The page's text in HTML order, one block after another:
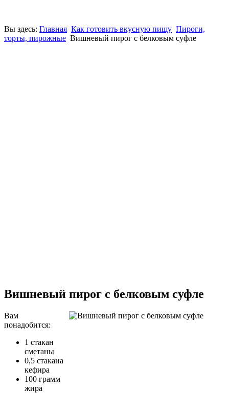
Вы здесь: Главная Как готовить вкусную пищу Пироги,
торты, пирожные Вишневый пирог с белковым суфле
Вишневый пирог с белковым суфле
Вам
понадобится:
1 стакан
сметаны
0,5 стакана
кефира
100 грамм
жира